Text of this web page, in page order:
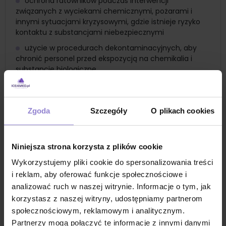
Zgoda Szczegóły O plikach cookies
Niniejsza strona korzysta z plików cookie
Wykorzystujemy pliki cookie do spersonalizowania treści
i reklam, aby oferować funkcje społecznościowe i
analizować ruch w naszej witrynie. Informacje o tym, jak
korzystasz z naszej witryny, udostępniamy partnerom
społecznościowym, reklamowym i analitycznym.
Partnerzy mogą połączyć te informacje z innymi danymi
związanych z wyciekami chemicznymi, pożarami i
innymi sytuacjami kryzysowymi, gdzie istnieje ryzyko
kontaktu z substancjami niebezpiecznymi
użycie w procedurach dekontaminacyjnych, aby
chronić personel przed ekspozycją na chemikalia i
substancje biologiczne
ochrona pracowników przed kontaktami z
substancjami farmaceutycznymi i chemikaliami
używanymi w produkcji leków
chemiczne i biologiczne
ochrona przed działaniem pestycydów i innych
środków chemicznych używanych w rolnictwie
ochrona przed chemikaliami stosowanymi w
ogrodnictwie, takimi jak nawozy i środki ochrony roślin
ochrona pracowników przed chemikaliami
stosowanymi w przetwórstwie żywności oraz przed